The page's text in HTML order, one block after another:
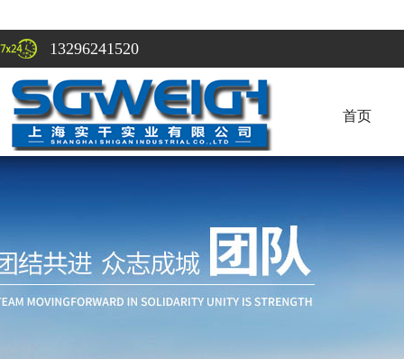
13296241520
首页